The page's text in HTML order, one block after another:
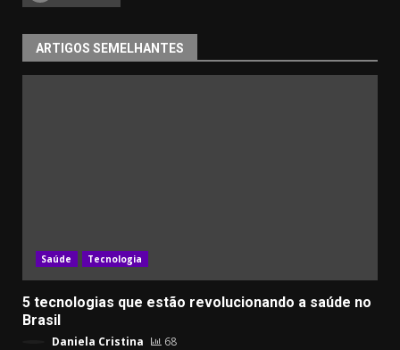
ARTIGOS SEMELHANTES
Saúde Tecnologia
5 tecnologias que estão revolucionando a saúde no
Brasil
Daniela Cristina 68